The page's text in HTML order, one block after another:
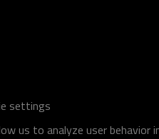
settings
us to analyze user